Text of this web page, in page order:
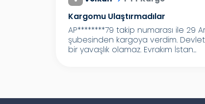
Kargomu Ulaştırmadılar
AP********79 takip numarası ile 29
şubesinden kargoya verdim.
bir yavaşlık olamaz. Evrakım İstan...